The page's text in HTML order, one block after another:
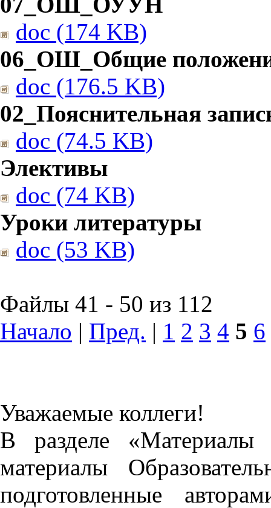
doc (174 KB)
06_ОШ_Общие
doc (176.5 KB)
02_Пояснительная
doc (74.5 KB)
Элективы
doc (74 KB)
Уроки литературы
doc (53 KB)
Файлы 41 - 50 из 112
Начало | Пред. | 1 2 3 4 5 6
Уважаемые коллеги!
В разделе «Материалы
материалы
подготовленные